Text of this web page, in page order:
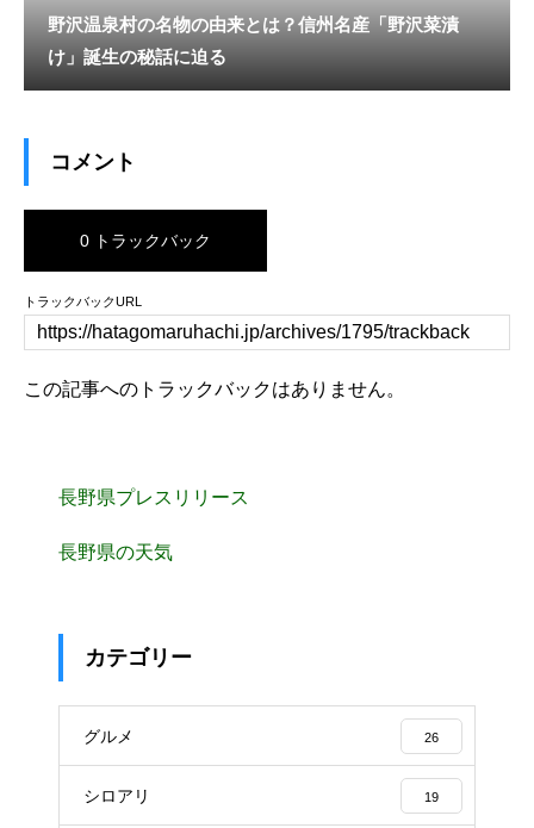
野沢温泉村の名物の由来とは？信州名産「野沢菜漬
け」誕生の秘話に迫る
コメント
0 トラックバック
トラックバックURL
この記事へのトラックバックはありません。
長野県プレスリリース
長野県の天気
カテゴリー
グルメ 26
シロアリ 19